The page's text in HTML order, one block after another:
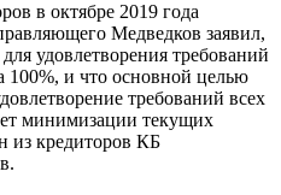
в октябре 2019 года
Медведков заявил,
удовлетворения требований
100%, и что основной целью
требований всех
минимизации текущих
из кредиторов КБ